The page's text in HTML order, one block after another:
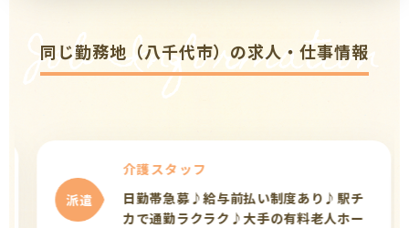
Job Information
同じ勤務地（八千代市）の求人・仕事情報
派遣
介護スタッフ
日勤帯急募♪給与前払い制度あり♪駅チ
カで通勤ラクラク♪大手の有料老人ホー